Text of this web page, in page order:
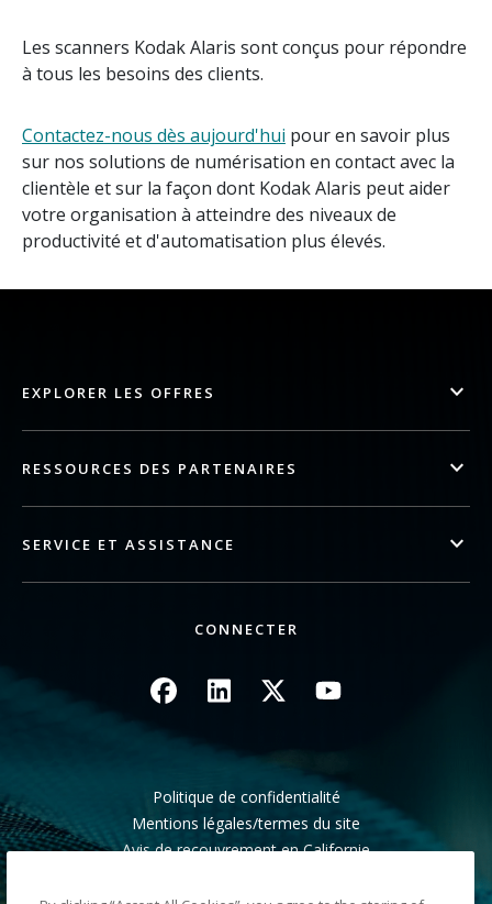
Les scanners Kodak Alaris sont conçus pour répondre
à tous les besoins des clients.
Contactez-nous dès aujourd'hui pour en savoir plus
sur nos solutions de numérisation en contact avec la
clientèle et sur la façon dont Kodak Alaris peut aider
votre organisation à atteindre des niveaux de
productivité et d'automatisation plus élevés.
EXPLORER LES OFFRES
RESSOURCES DES PARTENAIRES
SERVICE ET ASSISTANCE
CONNECTER
Image Image Image Image
Politique de confidentialité
Mentions légales/termes du site
Avis de recouvrement en Californie